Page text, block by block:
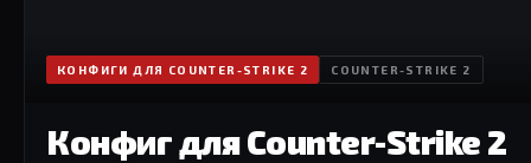
КОНФИГИ ДЛЯ COUNTER-STRIKE 2 COUNTER-STRIKE 2
Конфиг для Counter-Strike 2